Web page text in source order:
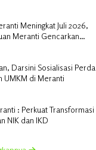
Meningkat Juli 2026,
Meranti Gencarkan
Darsini Sosialisasi Perda
UMKM di Meranti
: Perkuat Transformasi
NIK dan IKD